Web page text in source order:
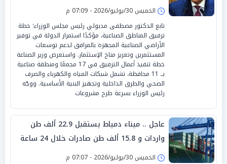
الخميس 30/يوليو/2026 - 07:09 م
تابع الدكتور مصطفى مدبولي رئيس مجلس الوزراء؛ خطة
ترفيق المناطق الصناعية، مؤكدًا استمرار الدولة في توفير
الأراضي الصناعية المجهزة بالمرافق لدعم توسعات
المستثمرين وتعزيز مناخ الإستثمار. واستعرض وزير الصناعة
خطة تنفيذ أعمال الترفيق في 17 مجمعًا ومنطقة صناعية
بــ 11 محافظة، تشمل شبكات المياه والكهرباء والصرف
الصحي والطرق الداخلية وتجهيز البنية الأساسية. ووجّه
رئيس الوزراء بسرعة طرح مشروعات
عاجل .. ميناء دمياط يستقبل 22.9 ألف طن
واردات و 15.8 ألف طن صادرات خلال 24 ساعة
الخميس 30/يوليو/2026 - 07:07 م